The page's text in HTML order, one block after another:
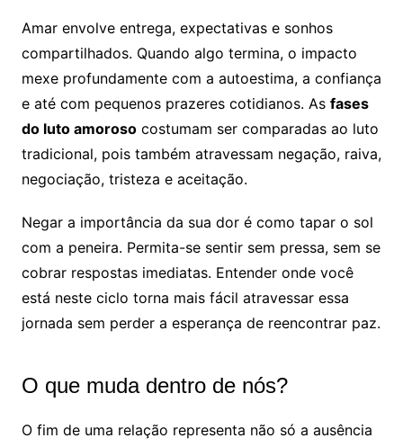
Amar envolve entrega, expectativas e sonhos
compartilhados. Quando algo termina, o impacto
mexe profundamente com a autoestima, a confiança
e até com pequenos prazeres cotidianos. As fases
do luto amorosocostumam ser comparadas ao luto
tradicional, pois também atravessam negação, raiva,
negociação, tristeza e aceitação.
Negar a importância da sua dor é como tapar o sol
com a peneira. Permita-se sentir sem pressa, sem se
cobrar respostas imediatas. Entender onde você
está neste ciclo torna mais fácil atravessar essa
jornada sem perder a esperança de reencontrar paz.
O que muda dentro de nós?
O fim de uma relação representa não só a ausência